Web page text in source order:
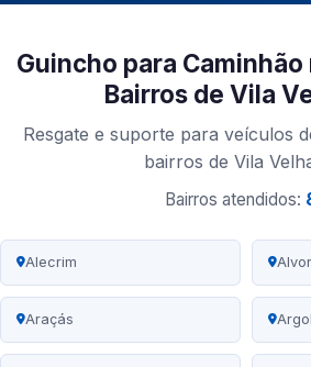
Guincho para
Bairros de Vila
Resgate e suporte para veículos
bairros de Vila
Bairros atendidos:
Alecrim
Araçás